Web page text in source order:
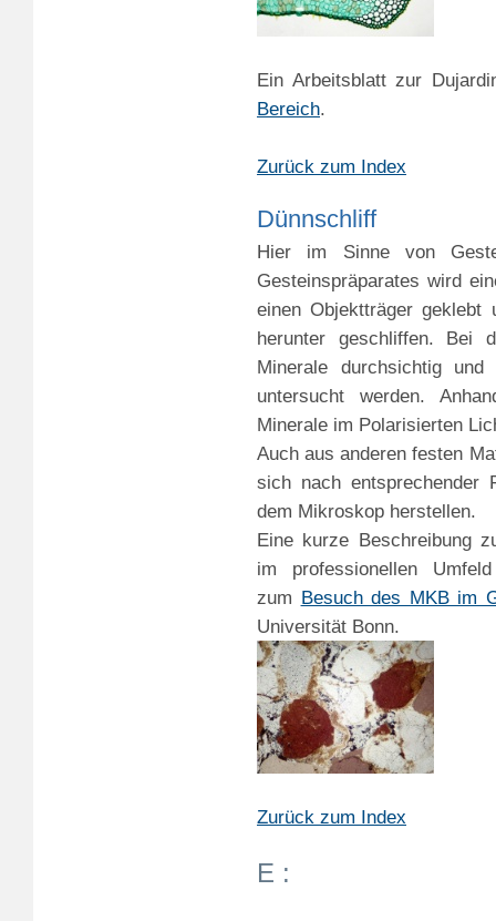
Ein Arbeitsblatt zur
Bereich.
Zurück zum Index
Dünnschliff
Hier im Sinne von
Gesteinspräparates wird
einen Objektträger
herunter geschliffen. Bei
Minerale durchsichtig
untersucht werden.
Minerale im Polarisierten
Auch aus anderen festen
sich nach entsprechender
dem Mikroskop herstellen.
Eine kurze Beschreibung
im professionellen
zum Besuch des MKB im
Universität Bonn.
Zurück zum Index
E :